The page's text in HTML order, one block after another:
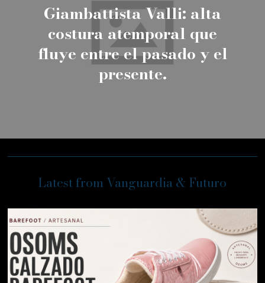
Giambattista Valli: alta
costura atemporal que
fluye entre el pasado y el
presente.
Latest from Vanguardia & Futuro